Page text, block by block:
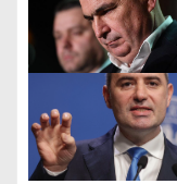
a
t
i
o